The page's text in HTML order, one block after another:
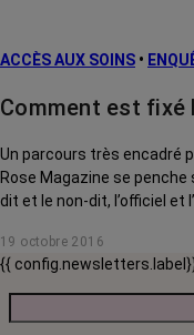
ACCÈS AUX SOINS •
Comment est fixé
Un parcours très encadré par l’État… pour des
Rose Magazine se
dit et le non-dit, l’officiel et
19 octobre 2016
{{